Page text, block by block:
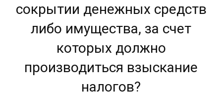
сокрытии денежных средств
либо имущества, за счет
которых должно
производиться взыскание
налогов?